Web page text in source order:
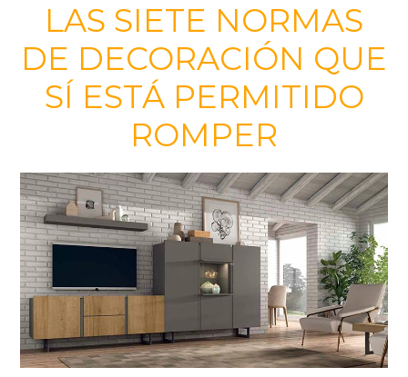
LAS SIETE NORMAS
DE DECORACIÓN QUE
SÍ ESTÁ PERMITIDO
ROMPER